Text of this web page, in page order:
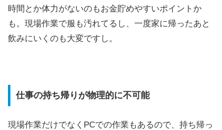
時間とか体力がないのもお金貯めやすいポイントか
も。現場作業で服も汚れてるし、一度家に帰ったあと
飲みにいくのも大変ですし。
仕事の持ち帰りが物理的に不可能
現場作業だけでなくPCでの作業もあるので、持ち帰っ